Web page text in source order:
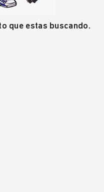
que estas buscando.